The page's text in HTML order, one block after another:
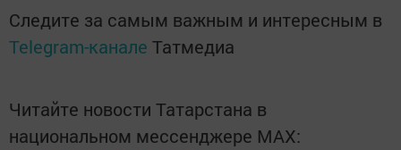
Следите за самым важным и интересным в
Telegram-канале Татмедиа
Читайте новости Татарстана в
национальном мессенджере MАХ: